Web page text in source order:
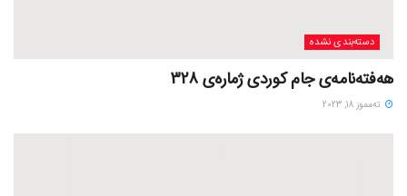
دسته‌بندی نشده
هەفتەنامەی جام کوردی ژمارەی 328
ته‌مموز 18, 2023